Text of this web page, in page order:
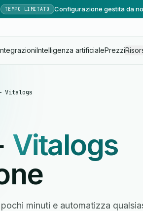
TEMPO LIMITATO Configurazione gestita da
Intelligenza artificialePrezzi
Vitalogs
Vitalogs
minuti e automatizza